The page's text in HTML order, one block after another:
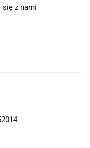
z nami